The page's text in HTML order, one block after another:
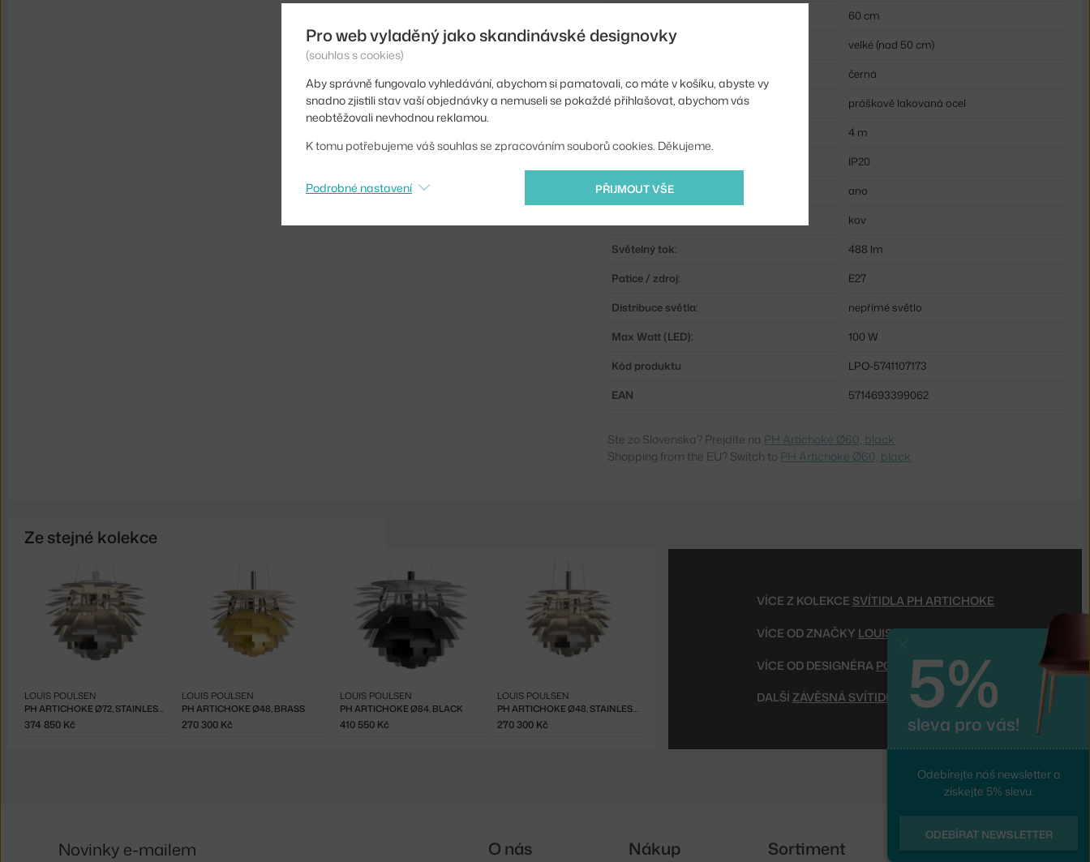
60 cm
Velikost svítidla:
velké (nad 50 cm)
černá
Materiál:
práškově lakovaná ocel
4 m
IP20
Obsahuje stropní krytku:
ano
kov
Světelný tok:
488 lm
Patice / zdroj:
E27
Distribuce světla:
nepřímé světlo
Max Watt (LED):
100 W
Kód produktu
LPO-5741107173
EAN
5714693399062
Ste zo Slovenska? Prejdite na PH Artichoke Ø60, black
Shopping from the EU? Switch to PH Artichoke Ø60, black
Ze stejné kolekce
PH ARTICHOKE Ø72, STAINLESS STEEL
LOUIS POULSEN
374 850 Kč
PH ARTICHOKE Ø48, BRASS
LOUIS POULSEN
270 300 Kč
PH ARTICHOKE Ø84, BLACK
LOUIS POULSEN
410 550 Kč
PH ARTICHOKE Ø48, STAINLESS STEEL
LOUIS POULSEN
270 300 Kč
VÍCE Z KOLEKCE SVÍTIDLA PH ARTICHOKE
VÍCE OD ZNAČKY LOUIS POULSEN
VÍCE OD DESIGNÉRA POUL HENNINGSEN
DALŠÍ ZÁVĚSNÁ SVÍTIDLA
Pro web vyladěný jako skandinávské designovky
(souhlas s cookies)
Aby správně fungovalo vyhledávání, abychom si pamatovali, co máte v košíku, abyste vy
snadno zjistili stav vaší objednávky a nemuseli se pokaždé přihlašovat, abychom vás
neobtěžovali nevhodnou reklamou.
K tomu potřebujeme váš souhlas se zpracováním souborů cookies. Děkujeme.
PŘIJMOUT VŠE
Podrobné nastavení
5%
sleva pro vás!
Odebírejte náš newsletter a
získejte 5% slevu.
ODEBÍRAT NEWSLETTER
Novinky e-mailem O nás Nákup Sortiment